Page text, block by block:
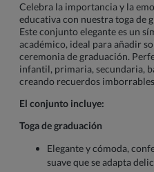
Celebra la importancia y la
educativa con nuestra toga de
Este conjunto elegante es un
académico, ideal para añadir
ceremonia de graduación.
infantil, primaria, secundaria,
creando recuerdos
El conjunto incluye:
Toga de graduación
Elegante y cómoda,
suave que se adapta